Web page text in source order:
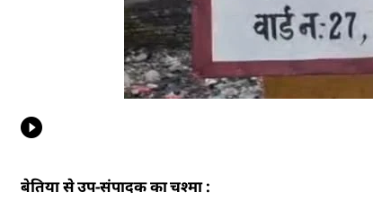
बेतिया से उप-संपादक का चश्मा :